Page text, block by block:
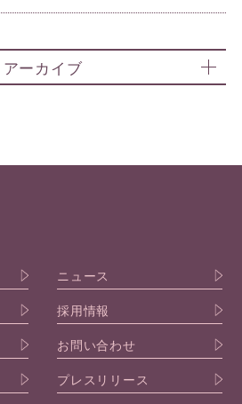
アーカイブ
ニュース
採用情報
お問い合わせ
プレスリリース